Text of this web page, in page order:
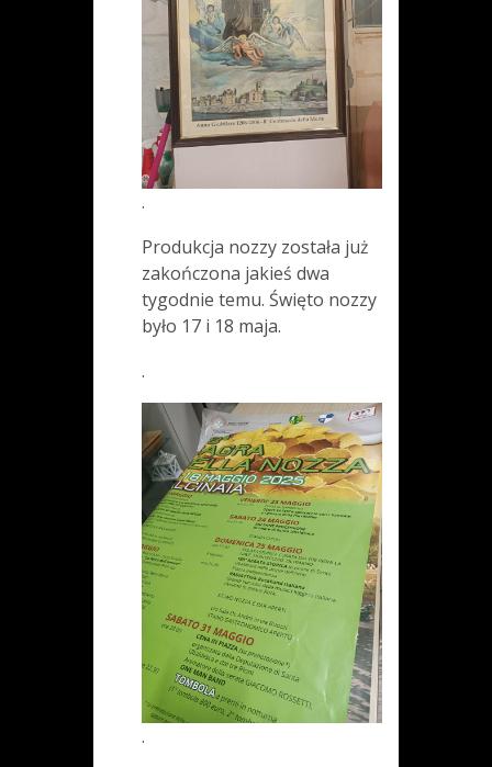
.
Produkcja nozzy została już
zakończona jakieś dwa
tygodnie temu. Święto nozzy
było 17 i 18 maja.
.
.